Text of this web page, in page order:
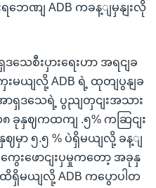
ဘေဏျ ADB ကခန့ျမှနျးလို
သေစီးပှားရေးဟာ အရငျခ
းမယျလို့ ADB ရဲ့ ထုတျပွနျခ
ာရှဒသေရဲ့ ပွညျတှငျးအသား
ခုနှဈကထကျ .၅% ကဆြငျး
ဈမှာ ၅.၅ % ပဲရှိမယျလို့ ခန့ျ
ေးဖောငျးပှမှုကတော့ အခုနှ
ထိရှိမယျလို့ ADB ကပွောပါတ